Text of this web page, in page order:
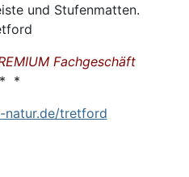
und Stufenmatten.
Fachgeschäft
*
natur.de/tretford